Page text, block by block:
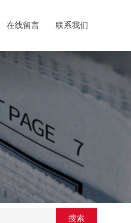
在线留言 联系我们